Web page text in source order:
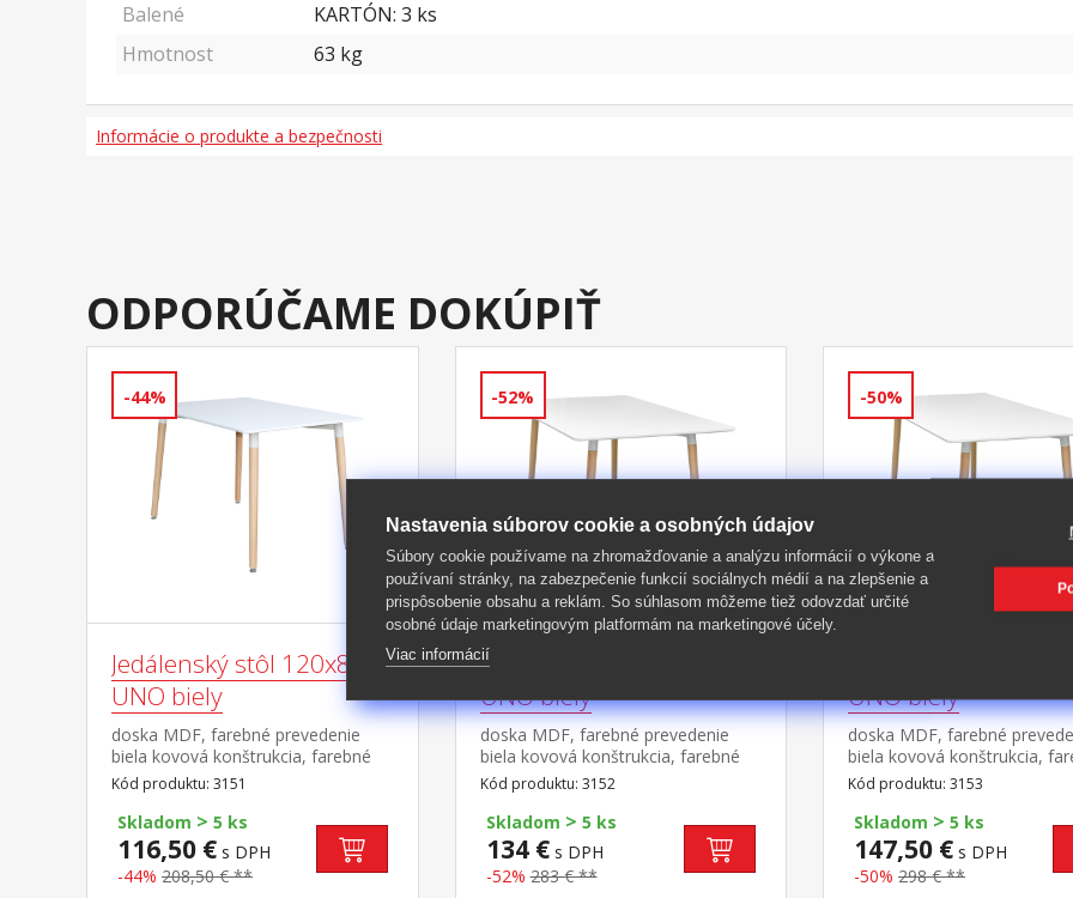
Balené
KARTÓN: 3 ks
Hmotnost
63 kg
Informácie o produkte a bezpečnosti
ODPORÚČAME DOKÚPIŤ
-44%
Jedálenský stôl 120x80
UNO biely
doska MDF, farebné prevedenie
biela kovová konštrukcia, farebné
prevedenie biela okrúhle nohy,
materiál masív buk nastaviteľné
plastové klzáky s pochrómovanou
krytkou
Kód produktu: 3151
Skladom > 5 ks
116,50 € s DPH
-44% 208,50 € **
-52%
Jedálenský stôl 140x90
UNO biely
doska MDF, farebné prevedenie
biela kovová konštrukcia, farebné
prevedenie biela okrúhle nohy,
materiál masív buk nastaviteľné
plastové klzáky s pochrómovanou
krytkou
Kód produktu: 3152
Skladom > 5 ks
134 €s DPH
-52% 283 € **
-50%
UNO biely
doska MDF, farebné
biela kovová konštrukcia,
prevedenie biela okrúhle
materiál masív buk
plastové klzáky s
krytkou
Kód produktu: 3153
Skladom > 5 ks
147,50 € s DPH
-50% 298 € **
Nastavenia súborov cookie a osobných údajov
Súbory cookie používame na zhromažďovanie a analýzu informácií o výkone a
používaní stránky, na zabezpečenie funkcií sociálnych médií a na zlepšenie a
prispôsobenie obsahu a reklám. So súhlasom môžeme tiež odovzdať určité
osobné údaje marketingovým platformám na marketingové účely.
Viac informácií